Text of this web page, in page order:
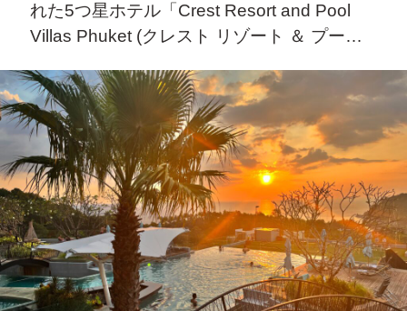
れた5つ星ホテル「Crest Resort and Pool
Villas Phuket (クレスト リゾート ＆ プール